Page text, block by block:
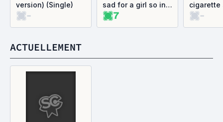
version) (Single)
-
sad for a girl so in
love
7
cigarette
(Single)
-
ACTUELLEMENT